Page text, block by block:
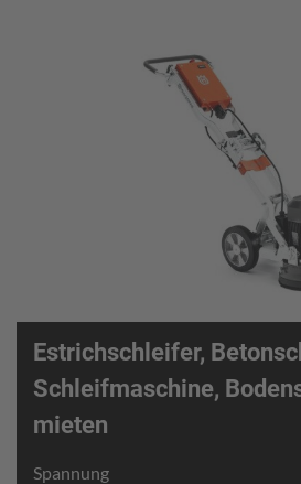
Estrichschleifer,
Schleifmaschine,
mieten
Spannung